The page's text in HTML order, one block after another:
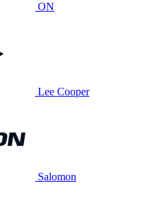
ON
Lee Cooper
Salomon